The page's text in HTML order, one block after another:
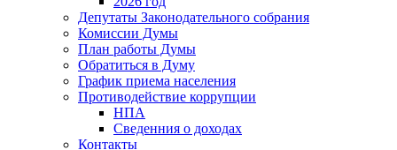
Депутаты Законодательного собрания
Комиссии Думы
План работы Думы
Обратиться в Думу
График приема населения
Противодействие коррупции
НПА
Сведенния о доходах
Контакты